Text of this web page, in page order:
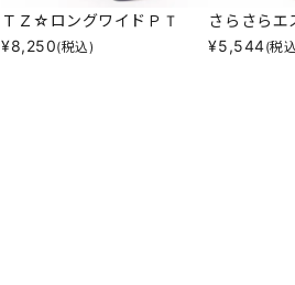
ＴＺ☆ロングワイドＰＴ
¥8,250(税込)
さらさらエ
¥5,544(税